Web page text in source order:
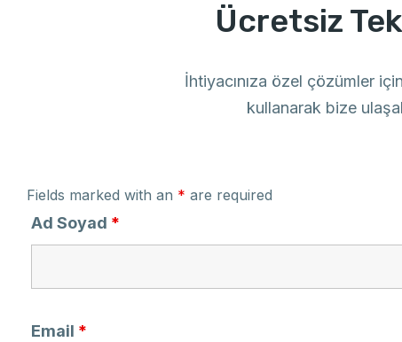
Ücretsiz
İhtiyacınıza özel çözümler
kullanarak bize
Fields marked with an * are required
Ad Soyad *
Email *